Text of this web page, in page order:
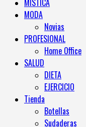
MISTICA
MODA
Novias
PROFESIONAL
Home Office
SALUD
DIETA
EJERCICIO
Tienda
Botellas
Sudaderas